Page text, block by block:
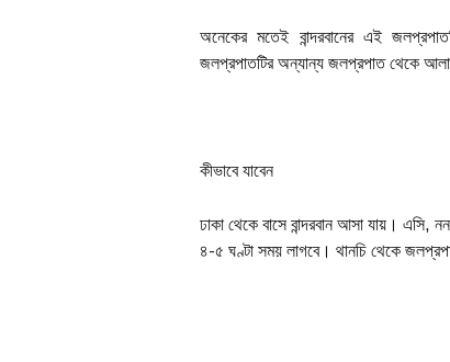
অনেকের মতেই বান্দরবানের এই
জলপ্রপাতটির অন্যান্য জলপ্রপাত থেকে
কীভাবে যাবেন
ঢাকা থেকে বাসে বান্দরবান আসা যায়। এসি,
৪-৫ ঘণ্টা সময় লাগবে। থানচি থেকে